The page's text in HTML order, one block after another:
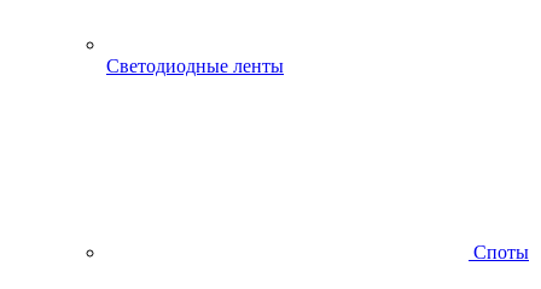
Светодиодные ленты
Споты